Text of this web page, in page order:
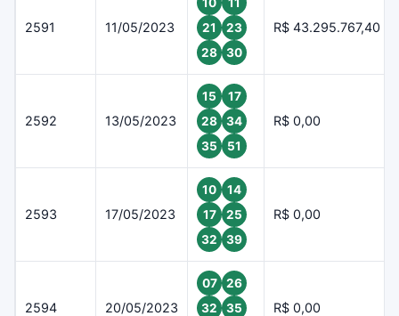
2591 11/05/2023
21
23
28
30
R$ 43.295.767,40
2592 13/05/2023
15
17
28
34
35
51
R$ 0,00
2593 17/05/2023
10
14
17
25
32
39
R$ 0,00
2594 20/05/2023
07
26
32
35
R$ 0,00